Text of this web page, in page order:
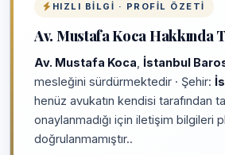
HIZLI BILGI · PROFIL ÖZETI
Av. Mustafa Koca Hakkında
Av. Mustafa Koca İstanbul
mesleğini sürdürmektedir · Şehir:
henüz avukatın kendisi tarafından
onaylanmadığı için iletişim bilgileri
doğrulanmamıştır..